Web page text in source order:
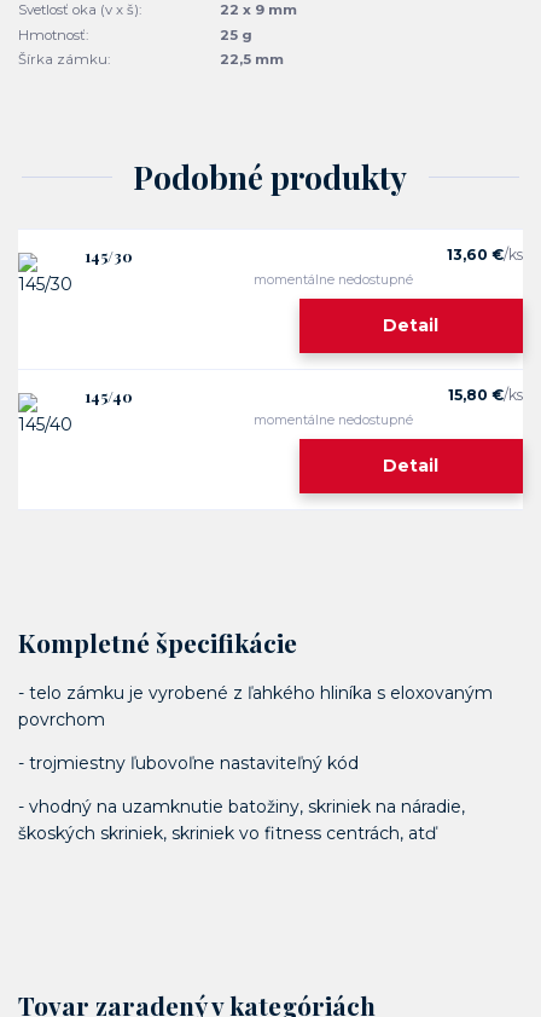
Svetlosť oka (v x š):
22 x 9 mm
Hmotnosť:
25 g
Šírka zámku:
22,5 mm
Podobné produkty
145/30 13,60 €/ks
momentálne nedostupné
Detail
145/40 15,80 €/ks
momentálne nedostupné
Detail
Kompletné špecifikácie
- telo zámku je vyrobené z ľahkého hliníka s eloxovaným
povrchom
- trojmiestny ľubovoľne nastaviteľný kód
- vhodný na uzamknutie batožiny, skriniek na náradie,
škoských skriniek, skriniek vo fitness centrách, atď
Tovar zaradený v kategóriách